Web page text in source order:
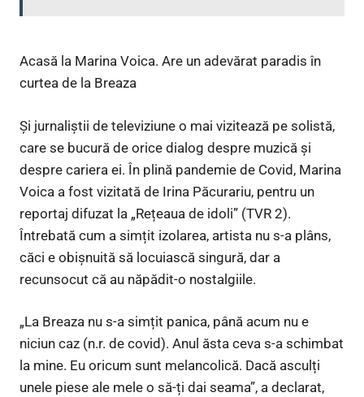
Acasă la Marina Voica. Are un adevărat paradis în
curtea de la Breaza
Și jurnaliștii de televiziune o mai vizitează pe solistă,
care se bucură de orice dialog despre muzică și
despre cariera ei. În plină pandemie de Covid, Marina
Voica a fost vizitată de Irina Păcurariu, pentru un
reportaj difuzat la „Rețeaua de idoli” (TVR 2).
Întrebată cum a simțit izolarea, artista nu s-a plâns,
căci e obișnuită să locuiască singură, dar a
recunsocut că au năpădit-o nostalgiile.
„La Breaza nu s-a simțit panica, până acum nu e
niciun caz (n.r. de covid). Anul ăsta ceva s-a schimbat
la mine. Eu oricum sunt melancolică. Dacă asculți
unele piese ale mele o să-ți dai seama”, a declarat,